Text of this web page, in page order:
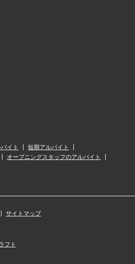
イト
短期アルバイト
オープニングスタッフのアルバイト
サイトマップ
フト